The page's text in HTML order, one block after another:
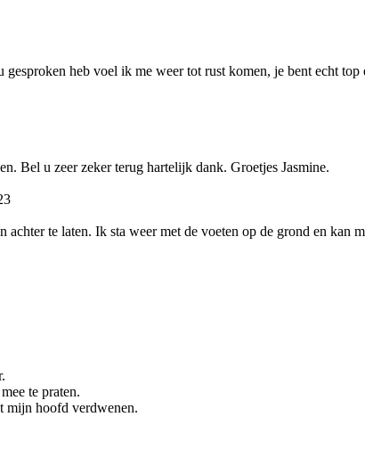
heb voel ik me weer tot rust komen, je bent echt
Bel u zeer zeker terug hartelijk dank. Groetjes Jasmine.
te laten. Ik sta weer met de voeten op de grond en kan
te praten.
mijn hoofd verdwenen.